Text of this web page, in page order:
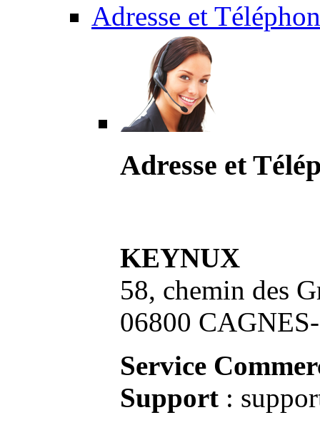
Adresse et
Adresse et
KEYNUX
58, chemin des
06800
Service
Support :